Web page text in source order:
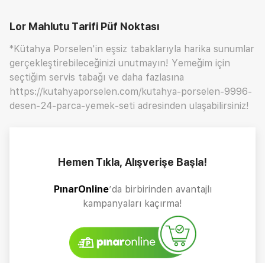
Lor Mahlutu Tarifi Püf Noktası
*Kütahya Porselen'in eşsiz tabaklarıyla harika sunumlar
gerçekleştirebileceğinizi unutmayın! Yemeğim için
seçtiğim servis tabağı ve daha fazlasına
https://kutahyaporselen.com/kutahya-porselen-9996-
desen-24-parca-yemek-seti adresinden ulaşabilirsiniz!
Hemen Tıkla, Alışverişe Başla!
PınarOnline’da birbirinden avantajlı
kampanyaları kaçırma!